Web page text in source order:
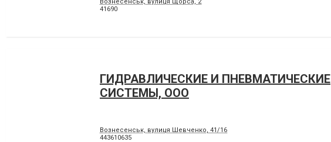
41690
ГИДРАВЛИЧЕСКИЕ И ПНЕВМАТИЧЕСКИЕ
СИСТЕМЫ, ООО
Вознесенськ, вулиця Шевченко, 41/16
443610635